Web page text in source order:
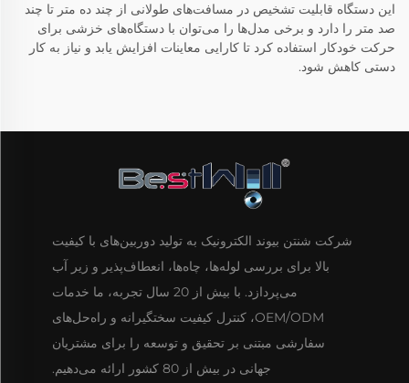
این دستگاه قابلیت تشخیص در مسافت‌های طولانی از چند ده متر تا چند
صد متر را دارد و برخی مدل‌ها را می‌توان با دستگاه‌های خزشی برای
حرکت خودکار استفاده کرد تا کارایی معاینات افزایش یابد و نیاز به کار
دستی کاهش شود.
شرکت شنتن بیوند الکترونیک به تولید دوربین‌های با کیفیت
بالا برای بررسی لوله‌ها، چاه‌ها، انعطاف‌پذیر و زیر آب
می‌پردازد. با بیش از 20 سال تجربه، ما خدمات
OEM/ODM، کنترل کیفیت سختگیرانه و راه‌حل‌های
سفارشی مبتنی بر تحقیق و توسعه را برای مشتریان
جهانی در بیش از 80 کشور ارائه می‌دهیم.